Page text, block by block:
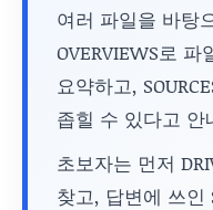
여러 파일을 바탕
OVERVIEWS로
요약하고,
좁힐 수 있다고 안
초보자는 먼저
찾고, 답변에 쓰인